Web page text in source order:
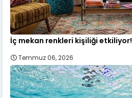
İç mekan renkleri kişiliği etkiliyor!
Temmuz 06, 2026